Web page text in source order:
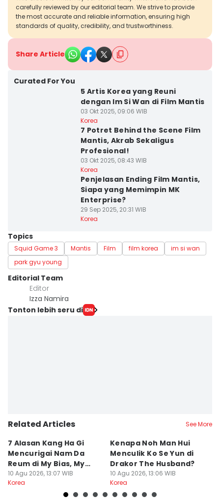
carefully reviewed by our editorial team. We strive to provide
the most accurate and reliable information, ensuring high
standards of quality, credibility, and trustworthiness.
Share Article
Curated For You
5 Artis Korea yang Reuni
dengan Im Si Wan di Film Mantis
03 Okt 2025, 09:06 WIB
Korea
7 Potret Behind the Scene Film
Mantis, Akrab Sekaligus
Profesional!
03 Okt 2025, 08:43 WIB
Korea
Penjelasan Ending Film Mantis,
Siapa yang Memimpin MK
Enterprise?
29 Sep 2025, 20:31 WIB
Korea
Topics
Squid Game 3 Mantis Film film korea
im si wan
park gyu young
Editorial Team
Editor
Izza Namira
Tonton lebih seru di
Related Articles See More
7 Alasan Kang Ha Gi
Mencurigai Nam Da
Reum di My Bias, My
Boss
10 Agu 2026, 13:07 WIB
Korea
Kenapa Noh Man Hui
Menculik Ko Se Yun di
Drakor The Husband?
10 Agu 2026, 13:06 WIB
Korea